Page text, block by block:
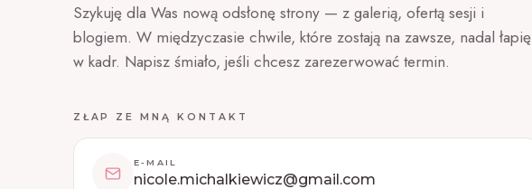
Szykuję dla Was nową odsłonę strony — z galerią, ofertą sesji i
blogiem. W międzyczasie chwile, które zostają na zawsze, nadal łapię
w kadr. Napisz śmiało, jeśli chcesz zarezerwować termin.
ZŁAP ZE MNĄ KONTAKT
E-MAIL
nicole.michalkiewicz@gmail.com